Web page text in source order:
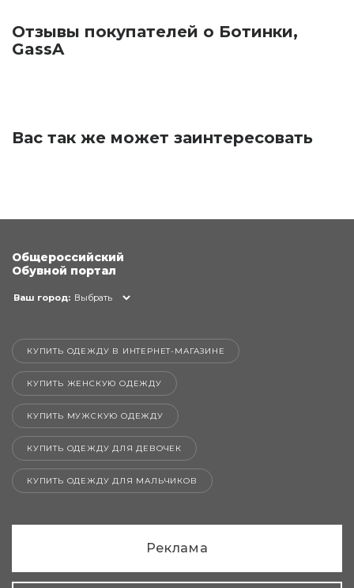
Отзывы покупателей о Ботинки,
GassA
Вас так же может заинтересовать
Общероссийский
Обувной портал
Ваш город: Выбрать
КУПИТЬ ОДЕЖДУ В ИНТЕРНЕТ-МАГАЗИНЕ
КУПИТЬ ЖЕНСКУЮ ОДЕЖДУ
КУПИТЬ МУЖСКУЮ ОДЕЖДУ
КУПИТЬ ОДЕЖДУ ДЛЯ ДЕВОЧЕК
КУПИТЬ ОДЕЖДУ ДЛЯ МАЛЬЧИКОВ
Реклама